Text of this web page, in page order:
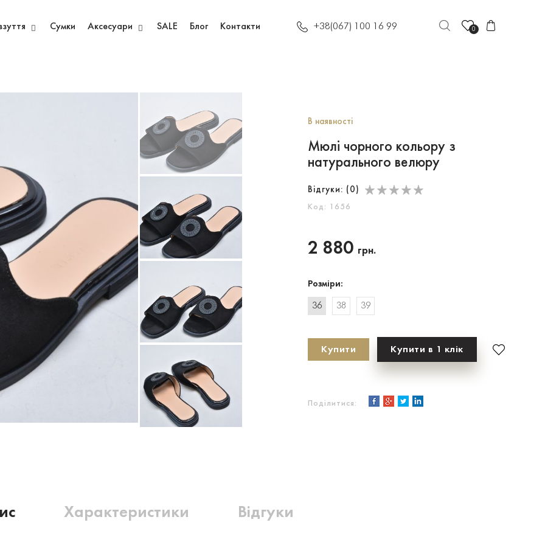
Сумки Аксесуари SALE Блог Контакти +38(067) 100 16 99 0
В наявності
Мюлі чорного кольору з
натурального велюру
Відгуки: ( 0 )
Код: 1656
2 880 грн.
Розміри:
36 38 39
Купити Купити в 1 клік
Поділитися:
Характеристики Відгуки